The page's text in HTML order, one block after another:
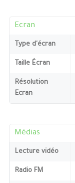
Ecran
Type d'écran
Taille Écran
Résolution
Ecran
Médias
Lecture vidéo
Radio FM